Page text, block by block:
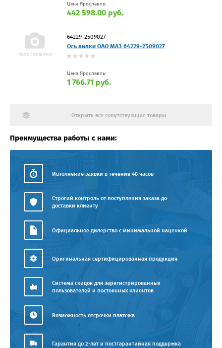
Цена Ярославль:
442 598.00 руб.
64229-2509027
Ось вилки ОАО МАЗ 64229-2509027
Цена Ярославль:
1 766.71 руб.
Открыть все сопутствующие товары
Преимущества работы с нами:
Исполнение заявки в течение 48 часов
Строгий контроль от поступления заказа до
доставки клиенту
Официальное дилерство с минимальной наценкой
Оригинальная сертифицированная продукция
Система скидок для зарегистрированных
пользователей и постоянных клиентов
Возможность отсрочки платежа
Гарантия до 2-лет и постгарантийная поддержка